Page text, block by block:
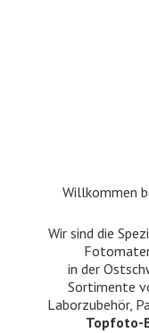
Willkommen
Wir sind die
in der
Sortimente
Laborzubehör,
Topfoto-